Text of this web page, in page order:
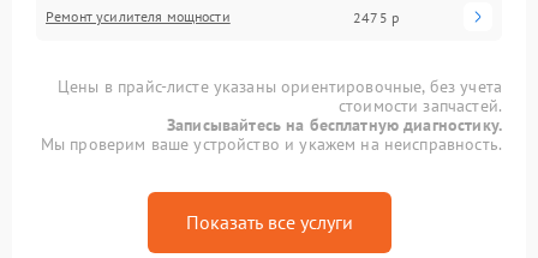
Ремонт усилителя мощности 2475 р
Цены в прайс-листе указаны ориентировочные, без учета
стоимости запчастей.
Записывайтесь на бесплатную диагностику.
Мы проверим ваше устройство и укажем на неисправность.
Показать все услуги